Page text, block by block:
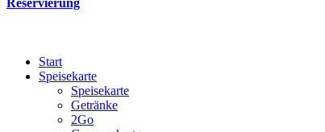
Start
Speisekarte
Speisekarte
Getränke
2Go